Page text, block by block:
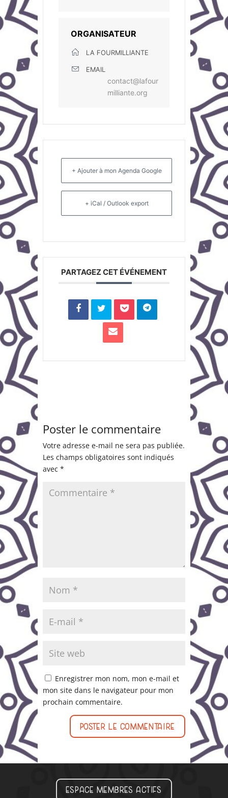
ORGANISATEUR
LA FOURMILLIANTE
EMAIL
contact@lafour
milliante.org
+ Ajouter à mon Agenda Google
+ iCal / Outlook export
PARTAGEZ CET ÉVÉNEMENT
Poster le commentaire
Votre adresse e-mail ne sera pas publiée.
Les champs obligatoires sont indiqués
avec *
Enregistrer mon nom, mon e-mail et
mon site dans le navigateur pour mon
prochain commentaire.
Espace membres actifs